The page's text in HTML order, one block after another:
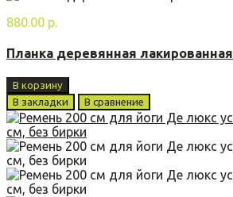
880.00 р.
Планка деревянная лакированная
В корзину
В закладки
В сравнение